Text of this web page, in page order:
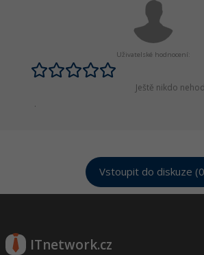
Uživatelské hodnocení:
Ještě nikdo
.
Vstoupit do diskuze
ITnetwork.cz